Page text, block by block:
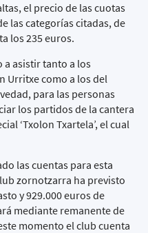
el precio de las cuotas
las categorías citadas, de
los 235 euros.
a asistir tanto a los
Urritxe como a los del
para las personas
los partidos de la cantera
‘Txolon Txartela’, el cual
las cuentas para esta
zornotzarra ha previsto
y 929.000 euros de
mediante remanente de
momento el club cuenta